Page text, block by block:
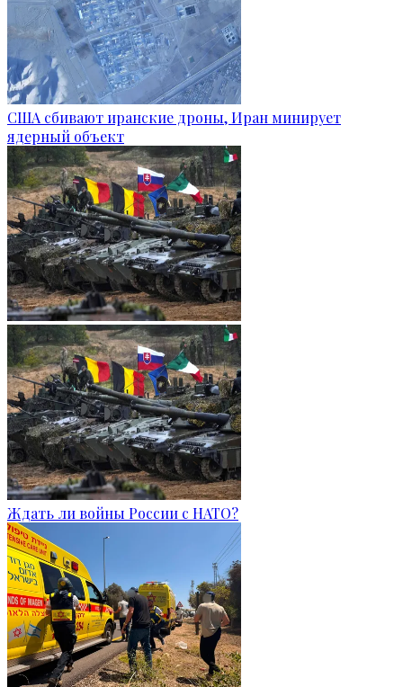
США сбивают иранские дроны, Иран минирует
ядерный объект
Ждать ли войны России с НАТО?